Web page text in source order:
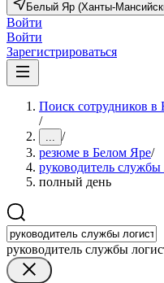
Белый Яр (Ханты-
Войти
Войти
Зарегистрироваться
Поиск сотрудников в
/
... /
резюме в Белом Яре/
руководитель службы
полный день
руководитель службы